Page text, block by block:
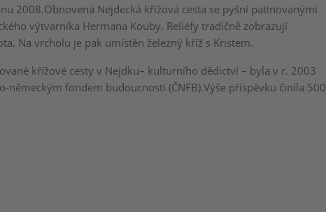
2008.Obnovená Nejdecká křížová cesta se pyšní patinovanými
výtvarníka Hermana Kouby. Reliéfy tradičně zobrazují
Na vrcholu je pak umístěn železný kříž s Kristem.
křížové cesty v Nejdku– kulturního dědictví – byla v r. 2003
německým fondem budoucnosti (ČNFB).Výše příspěvku činila 500